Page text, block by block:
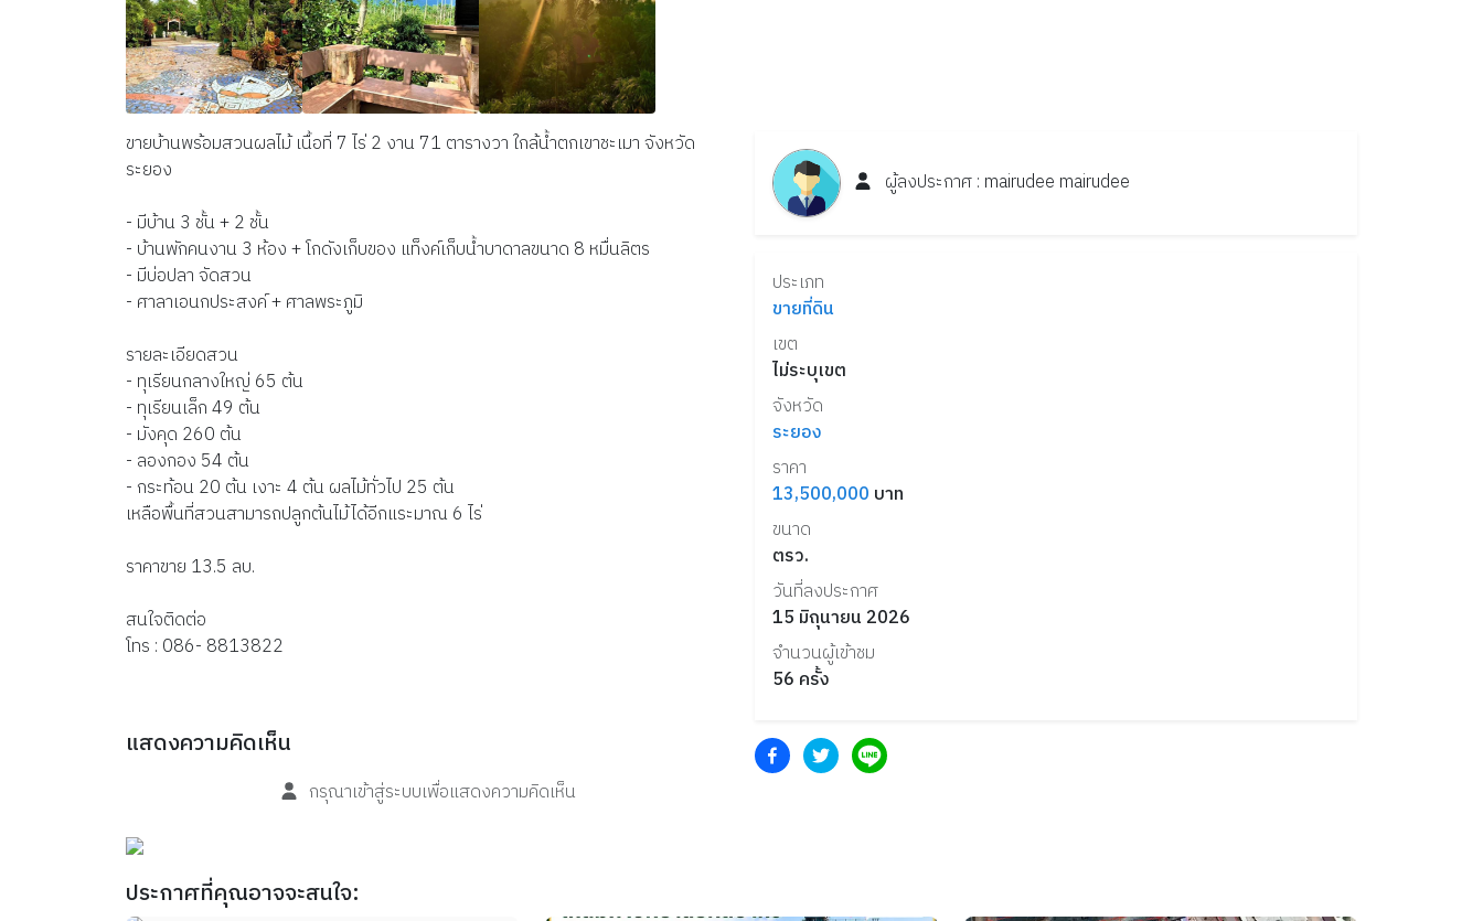
ขายบ้านพร้อมสวนผลไม้ เนื้อที่ 7 ไร่ 2 งาน 71 ตารางวา ใกล้น้ำตกเขาชะเมา จังหวัด
ระยอง
- มีบ้าน 3 ชั้น + 2 ชั้น
- บ้านพักคนงาน 3 ห้อง + โกดังเก็บของ แท็งค์เก็บน้ำบาดาลขนาด 8 หมื่นลิตร
- มีบ่อปลา จัดสวน
- ศาลาเอนกประสงค์ + ศาลพระภูมิ
รายละเอียดสวน
- ทุเรียนกลางใหญ่ 65 ต้น
- ทุเรียนเล็ก 49 ต้น
- มังคุด 260 ต้น
- ลองกอง 54 ต้น
- กระท้อน 20 ต้น เงาะ 4 ต้น ผลไม้ทั่วไป 25 ต้น
เหลือพื้นที่สวนสามารถปลูกต้นไม้ได้อีกแระมาณ 6 ไร่
ราคาขาย 13.5 ลบ.
สนใจติดต่อ
โทร : 086- 8813822
แสดงความคิดเห็น
กรุณาเข้าสู่ระบบเพื่อแสดงความคิดเห็น
ผู้ลงประกาศ : mairudee mairudee
ประเภท
ขายที่ดิน
เขต
ไม่ระบุเขต
จังหวัด
ระยอง
ราคา
13,500,000 บาท
ขนาด
ตรว.
วันที่ลงประกาศ
15 มิถุนายน 2026
จำนวนผู้เข้าชม
56 ครั้ง
ประกาศที่คุณอาจจะสนใจ: